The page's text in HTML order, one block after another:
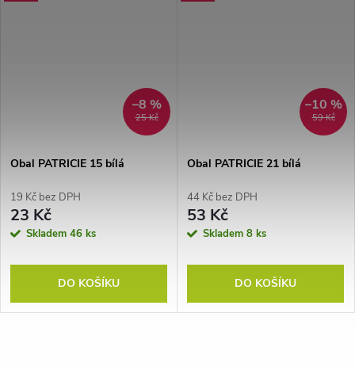
25 Kč
–8 %
Obal PATRICIE 15 bílá
19 Kč bez DPH
23 Kč
Skladem 46 ks
DO KOŠÍKU
59 Kč
–10 %
Obal PATRICIE 21 bílá
44 Kč bez DPH
53 Kč
Skladem 8 ks
DO KOŠÍKU